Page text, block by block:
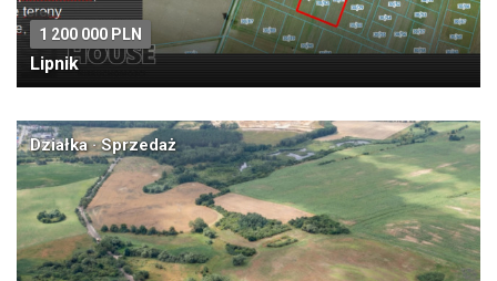
1 200 000 PLN
Lipnik
Działka · Sprzedaż